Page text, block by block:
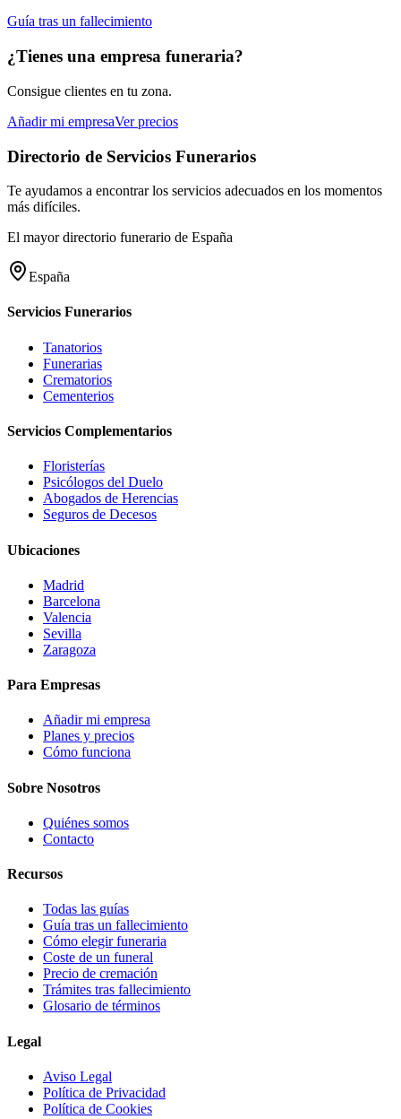
Guía tras un fallecimiento
¿Tienes una empresa funeraria?
Consigue clientes en tu zona.
Añadir mi empresaVer precios
Directorio de Servicios Funerarios
Te ayudamos a encontrar los servicios adecuados en los momentos
más difíciles.
El mayor directorio funerario de España
España
Servicios Funerarios
Tanatorios
Funerarias
Crematorios
Cementerios
Servicios Complementarios
Floristerías
Psicólogos del Duelo
Abogados de Herencias
Seguros de Decesos
Ubicaciones
Madrid
Barcelona
Valencia
Sevilla
Zaragoza
Para Empresas
Añadir mi empresa
Planes y precios
Cómo funciona
Sobre Nosotros
Quiénes somos
Contacto
Recursos
Todas las guías
Guía tras un fallecimiento
Cómo elegir funeraria
Coste de un funeral
Precio de cremación
Trámites tras fallecimiento
Glosario de términos
Legal
Aviso Legal
Política de Privacidad
Política de Cookies